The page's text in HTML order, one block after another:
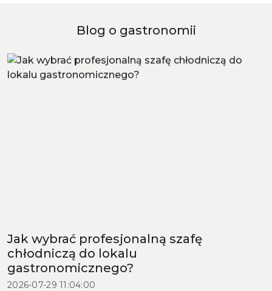
Blog o gastronomii
Jak wybrać profesjonalną szafę
chłodniczą do lokalu
gastronomicznego?
2026-07-29 11:04:00